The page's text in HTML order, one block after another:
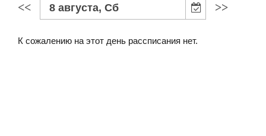
<< 8 августа, Сб >>
К сожалению на этот день рассписания нет.